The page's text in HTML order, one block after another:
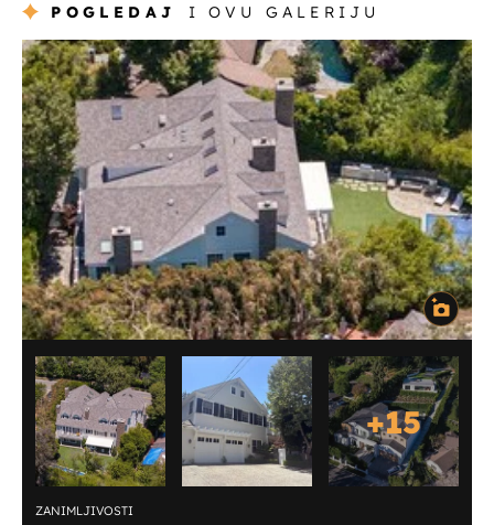
POGLEDAJ I OVU GALERIJU
+15
ZANIMLJIVOSTI